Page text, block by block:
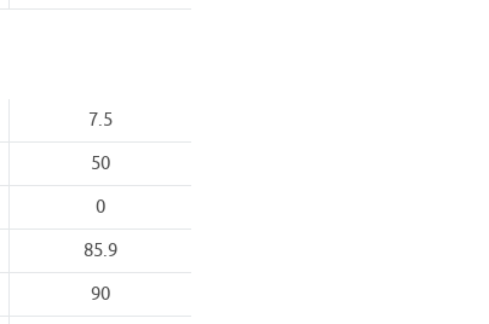
7.5
50
0
85.9
90